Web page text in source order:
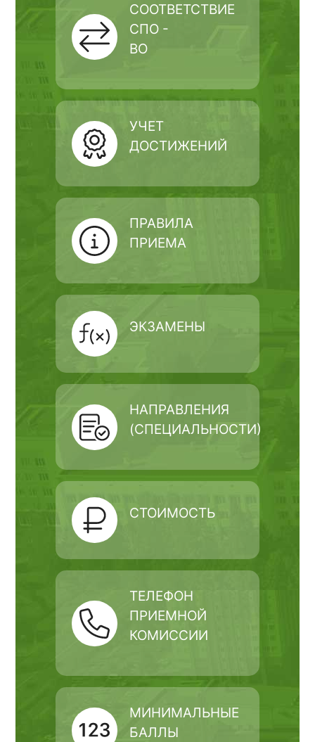
СООТВЕТСТВИЕ
СПО -
ВО
УЧЕТ
ДОСТИЖЕНИЙ
ПРАВИЛА
ПРИЕМА
ЭКЗАМЕНЫ
НАПРАВЛЕНИЯ
(СПЕЦИАЛЬНОСТИ)
СТОИМОСТЬ
ТЕЛЕФОН
ПРИЕМНОЙ
КОМИССИИ
МИНИМАЛЬНЫЕ
БАЛЛЫ